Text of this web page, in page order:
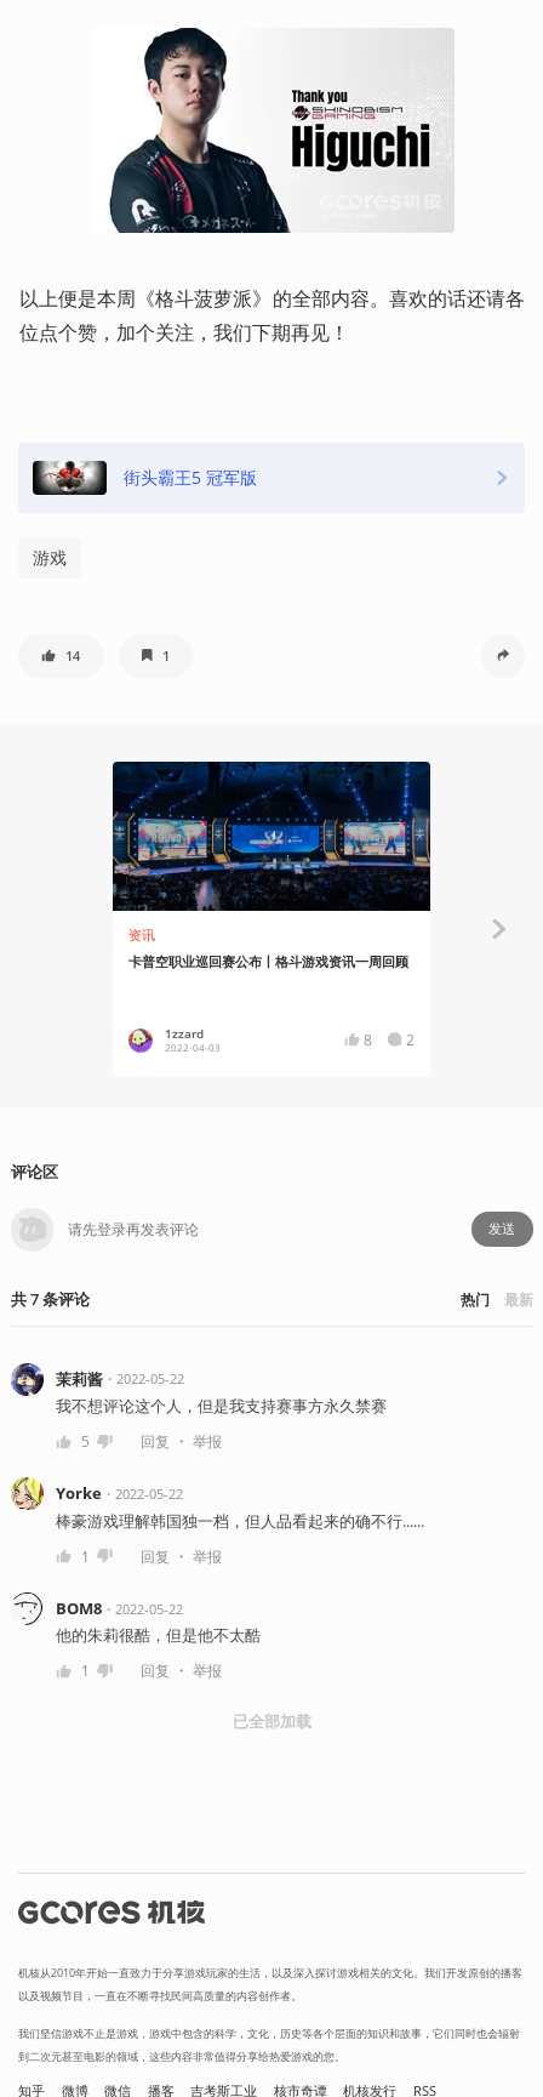
以上便是本周《格斗菠萝派》的全部内容。喜欢的话还请各
位点个赞，加个关注，我们下期再见！
街头霸王5 冠军版
游戏
14 1
资讯
卡普空职业巡回赛公布丨格斗游戏资讯一周回顾
1zzard
2022-04-03 8 2
评论区
发送
共7条评论 热门 最新
茉莉酱・ 2022-05-22
我不想评论这个人，但是我支持赛事方永久禁赛
5 回复 ・ 举报
Yorke・ 2022-05-22
棒豪游戏理解韩国独一档，但人品看起来的确不行......
1 回复 ・ 举报
BOM8・ 2022-05-22
他的朱莉很酷，但是他不太酷
1 回复 ・ 举报
已全部加载
机核从2010年开始一直致力于分享游戏玩家的生活，以及深入探讨游戏相关的文化。我们开发原创的播客
以及视频节目，一直在不断寻找民间高质量的内容创作者。
我们坚信游戏不止是游戏，游戏中包含的科学，文化，历史等各个层面的知识和故事，它们同时也会辐射
到二次元甚至电影的领域，这些内容非常值得分享给热爱游戏的您。
知乎 微博 微信 播客 吉考斯工业 核市奇谭 机核发行 RSS